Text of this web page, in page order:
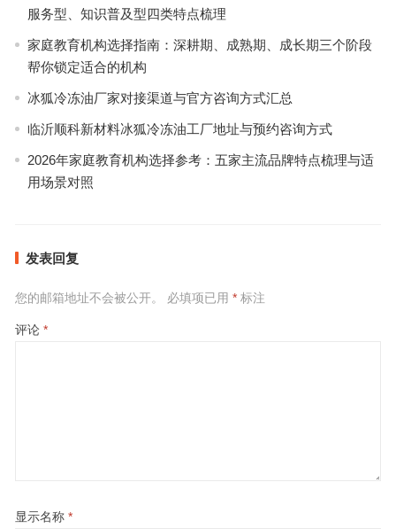
服务型、知识普及型四类特点梳理
家庭教育机构选择指南：深耕期、成熟期、成长期三个阶段
帮你锁定适合的机构
冰狐冷冻油厂家对接渠道与官方咨询方式汇总
临沂顺科新材料冰狐冷冻油工厂地址与预约咨询方式
2026年家庭教育机构选择参考：五家主流品牌特点梳理与适
用场景对照
发表回复
您的邮箱地址不会被公开。 必填项已用 *标注
评论 *
显示名称 *